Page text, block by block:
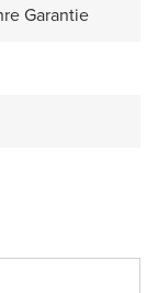
Garantie